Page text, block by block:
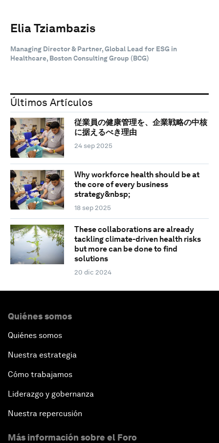
Elia Tziambazis
Managing Director & Partner, Global Lead for ESG in
Healthcare, Boston Consulting Group (BCG)
Últimos Artículos
従業員の健康管理を、企業戦略の中核
に据えるべき理由
24 sep 2025
Why workforce health should be at
the core of every business
strategy&nbsp;
18 sep 2025
These collaborations are already
tackling climate-driven health risks
but more can be done to find
solutions
20 dic 2024
Quiénes somos
Quiénes somos
Nuestra estrategia
Cómo trabajamos
Liderazgo y gobernanza
Nuestra repercusión
Más información sobre el Foro